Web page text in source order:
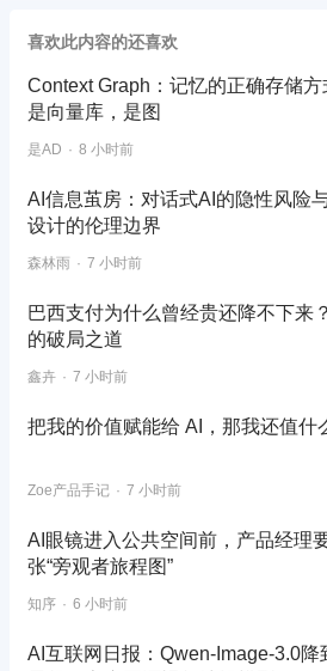
喜欢此内容的还喜欢
Context Graph：记忆的正确存储方
是向量库，是图
是AD 8 小时前
AI信息茧房：对话式AI的隐性风险
设计的伦理边界
森林雨 7 小时前
巴西支付为什么曾经贵还降不下来
的破局之道
鑫卉 7 小时前
把我的价值赋能给 AI，那我还值什
Zoe产品手记 7 小时前
AI眼镜进入公共空间前，产品经理
张“旁观者旅程图”
知序 6 小时前
AI互联网日报：Qwen-Image-3.0降